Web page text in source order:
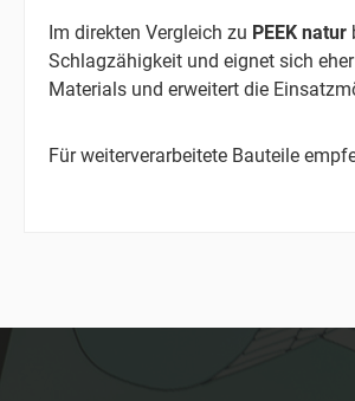
Im direkten Vergleich zu PEEK natur
Schlagzähigkeit und eignet sich
Materials und erweitert die
Für weiterverarbeitete Bauteile